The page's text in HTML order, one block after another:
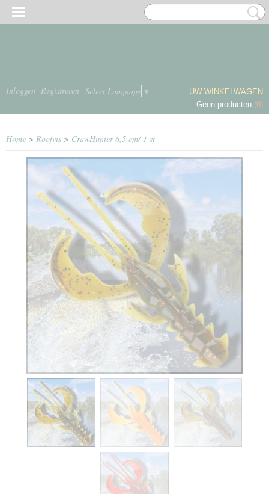
Inloggen Registreren Select Language ▼
UW WINKELWAGEN
Geen producten (0)
Home > Roofvis > CrawHunter 6,5 cm/ 1 st